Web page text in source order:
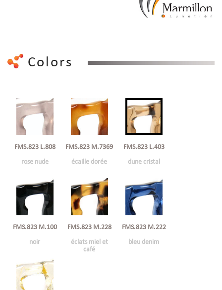
Colors
FMS.823 L.808
rose nude
FMS.823 M.7369
écaille dorée
FMS.823 L.403
dune cristal
FMS.823 M.100
noir
FMS.823 M.228
éclats miel et
café
FMS.823 M.222
bleu denim